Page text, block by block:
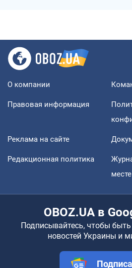
О компании
Правовая информация
Реклама на сайте
Редакционная политика
OBOZ.UA в
Подписывайтесь, чтобы
новостей Украины и